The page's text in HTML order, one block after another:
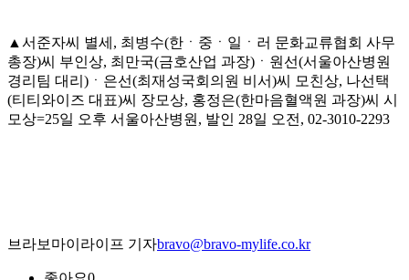
▲서준자씨 별세, 최병수(한ㆍ중ㆍ일ㆍ러 문화교류협회 사무
총장)씨 부인상, 최만국(금호산업 과장)ㆍ원선(서울아산병원
경리팀 대리)ㆍ은선(최재성국회의원 비서)씨 모친상, 나선택
(티티와이즈 대표)씨 장모상, 홍정은(한마음혈액원 과장)씨 시
모상=25일 오후 서울아산병원, 발인 28일 오전, 02-3010-2293
브라보마이라이프 기자bravo@bravo-mylife.co.kr